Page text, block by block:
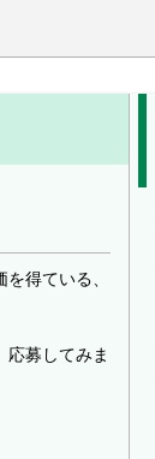
得ている、
応募してみま